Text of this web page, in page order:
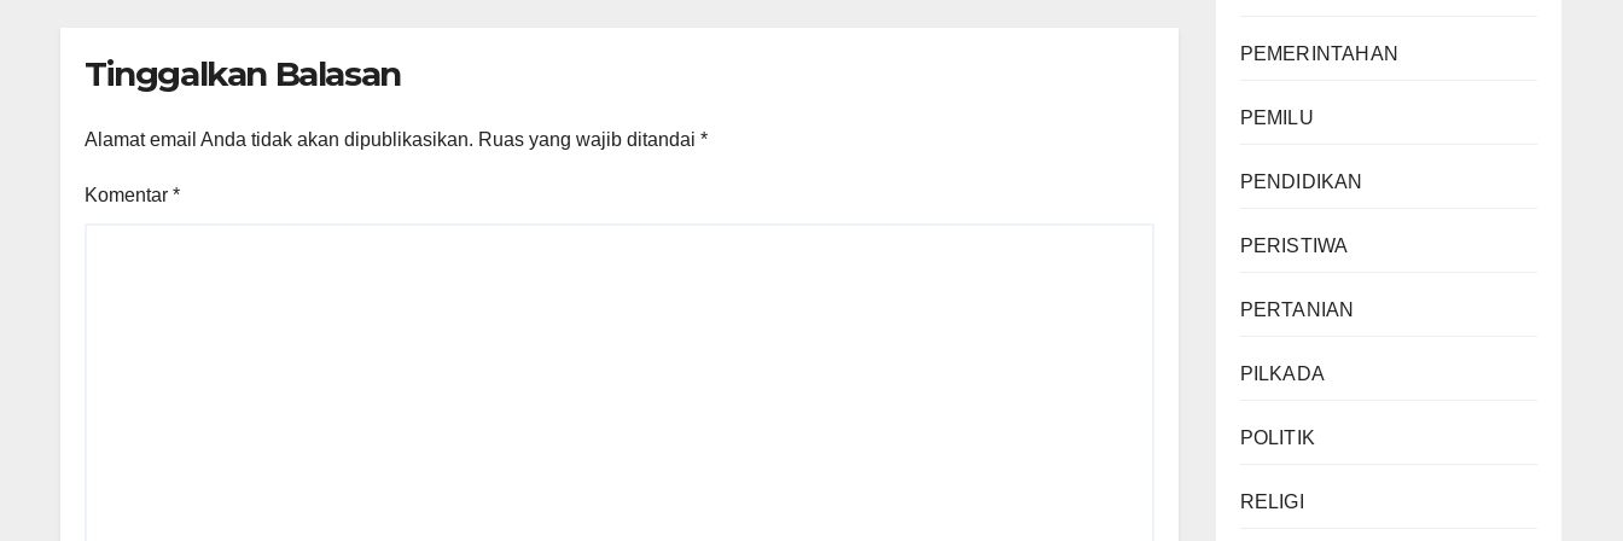
Tinggalkan Balasan
Alamat email Anda tidak akan dipublikasikan. Ruas yang wajib ditandai *
Komentar *
PEMERINTAHAN
PEMILU
PENDIDIKAN
PERISTIWA
PERTANIAN
PILKADA
POLITIK
RELIGI